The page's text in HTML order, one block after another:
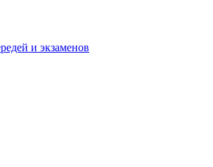
и экзаменов